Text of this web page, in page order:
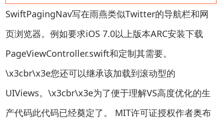
SwiftPagingNav写在雨燕类似Twitter的导航栏和网
页浏览器。例如要求iOS 7.0以上版本ARC安装下载
PageViewController.swift和定制其需要。
\x3cbr\x3e您还可以继承该加载到滚动型的
UIViews。\x3cbr\x3e为了便于理解VS高度优化的生
产代码此代码已经奠定了。 MIT许可证授权作者奥布